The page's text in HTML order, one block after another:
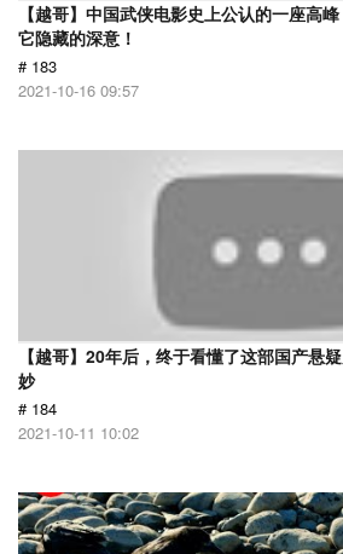
【越哥】中国武侠电影史上公认的一座高
它隐藏的深意！
# 183
2021-10-16 09:57
【越哥】20年后，终于看懂了这部国产悬
妙
# 184
2021-10-11 10:02